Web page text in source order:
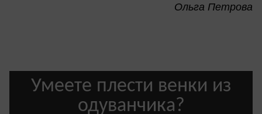
Ольга Петрова